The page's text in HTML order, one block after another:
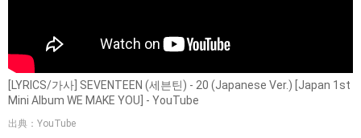
[LYRICS/가사] SEVENTEEN (세븐틴) - 20 (Japanese Ver.) [Japan 1st
Mini Album WE MAKE YOU] - YouTube
出典：YouTube